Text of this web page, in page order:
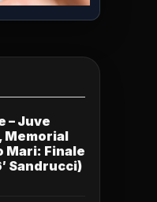
– Juve
Memorial
Mari: Finale
Sandrucci)